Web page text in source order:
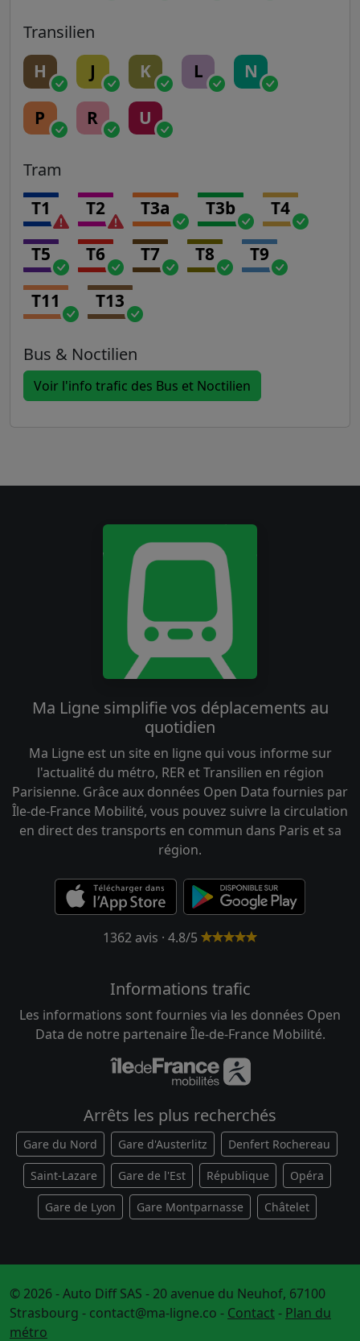
Transilien
H J K L N
P R U
Tram
T1 T2 T3a T3b T4
T5 T6 T7 T8 T9
T11 T13
Bus & Noctilien
Voir l'info trafic des Bus et Noctilien
Ma Ligne simplifie vos déplacements au
quotidien
Ma Ligne est un site en ligne qui vous informe sur
l'actualité du métro, RER et Transilien en région
Parisienne. Grâce aux données Open Data fournies par
Île-de-France Mobilité, vous pouvez suivre la circulation
en direct des transports en commun dans Paris et sa
région.
1362 avis · 4.8/5
Informations trafic
Les informations sont fournies via les données Open
Data de notre partenaire Île-de-France Mobilité.
Arrêts les plus recherchés
Gare du Nord Gare d'Austerlitz Denfert Rochereau
Saint-Lazare Gare de l'Est République Opéra
Gare de Lyon Gare Montparnasse Châtelet
© 2026 - Auto Diff SAS - 20 avenue du Neuhof, 67100
Strasbourg - contact@ma-ligne.co - Contact- Plan du
métro